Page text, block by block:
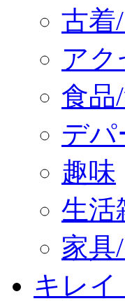
古着
アク
食品
デパ
趣味
生活
家具
キレイ